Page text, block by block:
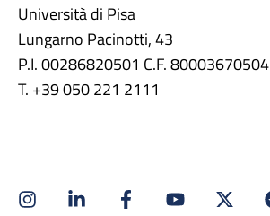
Università di Pisa
Lungarno Pacinotti, 43
P.I. 00286820501 C.F. 80003670504
T. +39 050 221 2111